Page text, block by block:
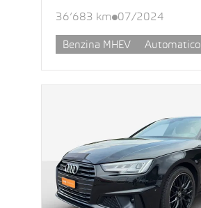
36’683 km 07/2024
Benzina MHEV Automatico